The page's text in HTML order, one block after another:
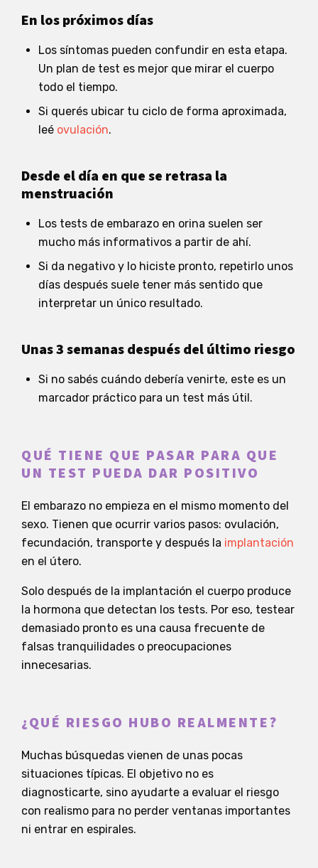
En los próximos días
Los síntomas pueden confundir en esta etapa.
Un plan de test es mejor que mirar el cuerpo
todo el tiempo.
Si querés ubicar tu ciclo de forma aproximada,
leé ovulación.
Desde el día en que se retrasa la
menstruación
Los tests de embarazo en orina suelen ser
mucho más informativos a partir de ahí.
Si da negativo y lo hiciste pronto, repetirlo unos
días después suele tener más sentido que
interpretar un único resultado.
Unas 3 semanas después del último riesgo
Si no sabés cuándo debería venirte, este es un
marcador práctico para un test más útil.
QUÉ TIENE QUE PASAR PARA QUE
UN TEST PUEDA DAR POSITIVO
El embarazo no empieza en el mismo momento del
sexo. Tienen que ocurrir varios pasos: ovulación,
fecundación, transporte y después la implantación
en el útero.
Solo después de la implantación el cuerpo produce
la hormona que detectan los tests. Por eso, testear
demasiado pronto es una causa frecuente de
falsas tranquilidades o preocupaciones
innecesarias.
¿QUÉ RIESGO HUBO REALMENTE?
Muchas búsquedas vienen de unas pocas
situaciones típicas. El objetivo no es
diagnosticarte, sino ayudarte a evaluar el riesgo
con realismo para no perder ventanas importantes
ni entrar en espirales.